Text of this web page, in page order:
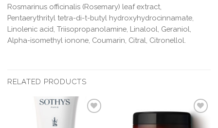
Rosmarinus officinalis (Rosemary) leaf extract,
Pentaerythrityl tetra-di-t-butyl hydroxyhydrocinnamate,
Linolenic acid, Triisopropanolamine, Linalool, Geraniol,
Alpha-isomethyl ionone, Coumarin, Citral, Citronellol.
RELATED PRODUCTS